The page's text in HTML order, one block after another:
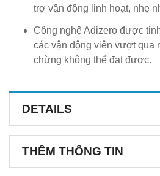
trợ vận động linh hoạt, nhẹ
Công nghệ Adizero được
các vận động viên vượt qua
chừng không thể đạt được.
DETAILS
THÊM THÔNG TIN